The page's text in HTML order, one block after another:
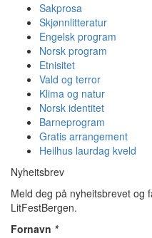
Sakprosa
Skjønnlitteratur
Engelsk program
Norsk program
Etnisitet
Vald og terror
Klima og natur
Norsk identitet
Barneprogram
Gratis arrangement
Heilhus laurdag kveld
Nyheitsbrev
Meld deg på nyheitsbrevet og
LitFestBergen.
Fornavn *